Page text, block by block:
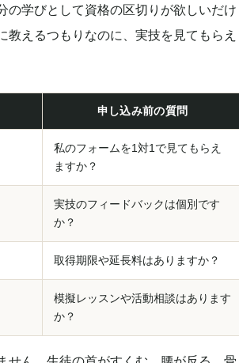
の学びとして資格の区切りが欲しいだけ
えるつもりなのに、実技を見てもらえ
申し込み前の質問
私のフォームを1対1で見てもらえ
ますか？
実技のフィードバックは個別です
か？
取得期限や延長料はありますか？
模擬レッスンや活動相談はあります
か？